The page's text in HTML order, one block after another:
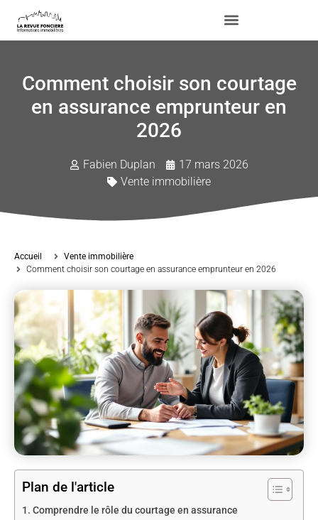
Comment choisir son courtage
en assurance emprunteur en
2026
Fabien Duplan
17 mars 2026
Vente immobilière
Accueil
Vente immobilière
Comment choisir son courtage en assurance emprunteur en 2026
Plan de l'article
Comprendre le rôle du courtage en assurance